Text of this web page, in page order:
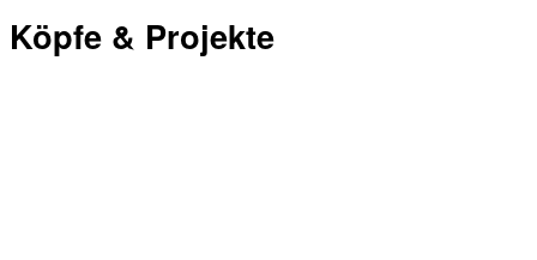
Köpfe & Projekte